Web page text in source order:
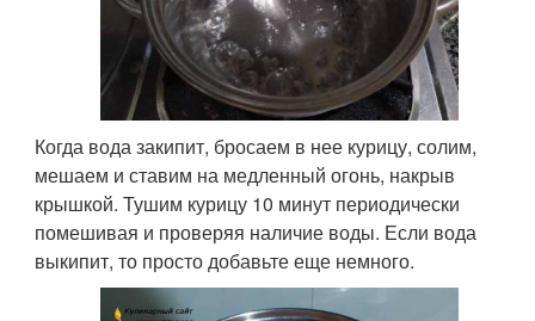
Когда вода закипит, бросаем в нее курицу, солим,
мешаем и ставим на медленный огонь, накрыв
крышкой. Тушим курицу 10 минут периодически
помешивая и проверяя наличие воды. Если вода
выкипит, то просто добавьте еще немного.